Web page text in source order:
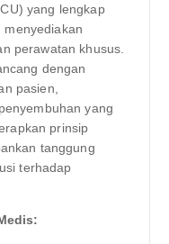
yang lengkap
menyediakan
perawatan khusus.
dengan
pasien,
yang
prinsip
tanggung
terhadap